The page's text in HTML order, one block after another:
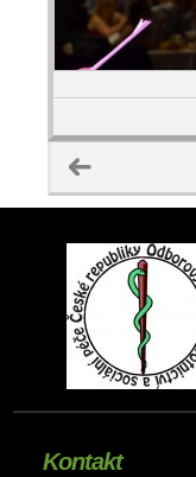
Kontakt